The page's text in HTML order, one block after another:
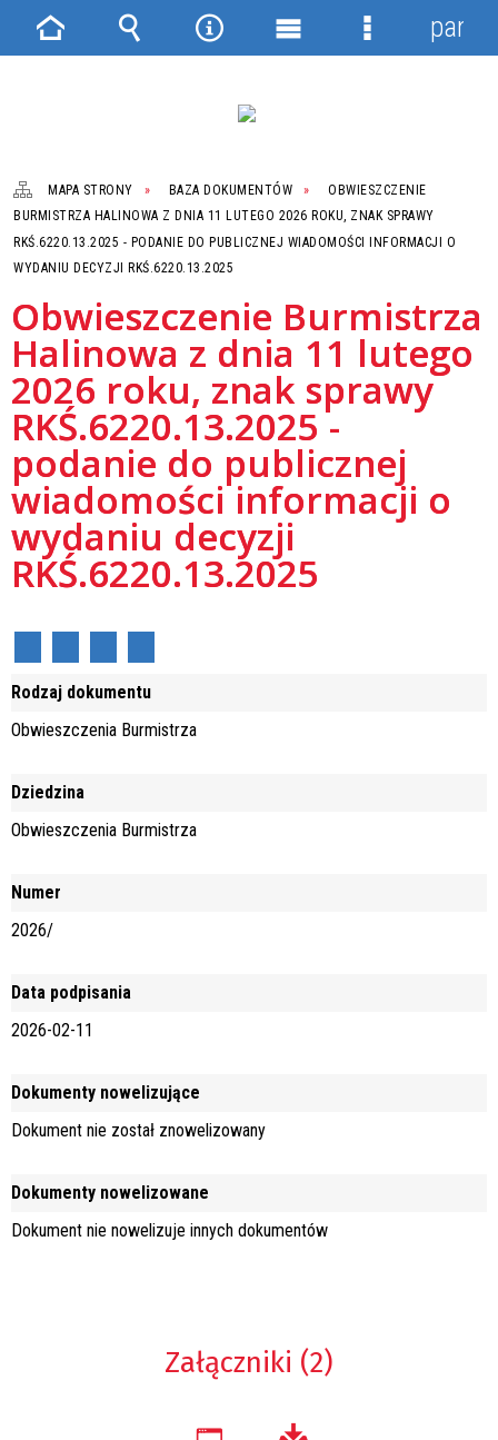
MAPA STRONY BAZA DOKUMENTÓW
OBWIESZCZENIE
BURMISTRZA HALINOWA Z DNIA 11 LUTEGO 2026 ROKU, ZNAK SPRAWY
RKŚ.6220.13.2025 - PODANIE DO PUBLICZNEJ WIADOMOŚCI INFORMACJI O
WYDANIU DECYZJI RKŚ.6220.13.2025
Obwieszczenie Burmistrza
Halinowa z dnia 11 lutego
2026 roku, znak sprawy
RKŚ.6220.13.2025 -
podanie do publicznej
wiadomości informacji o
wydaniu decyzji
RKŚ.6220.13.2025
Rodzaj dokumentu
Obwieszczenia Burmistrza
Dziedzina
Obwieszczenia Burmistrza
Numer
2026/
Data podpisania
2026-02-11
Dokumenty nowelizujące
Dokument nie został znowelizowany
Dokumenty nowelizowane
Dokument nie nowelizuje innych dokumentów
Załączniki (2)
Strona Wyszukiwarka
NarzędziaMenu
Menu
panel